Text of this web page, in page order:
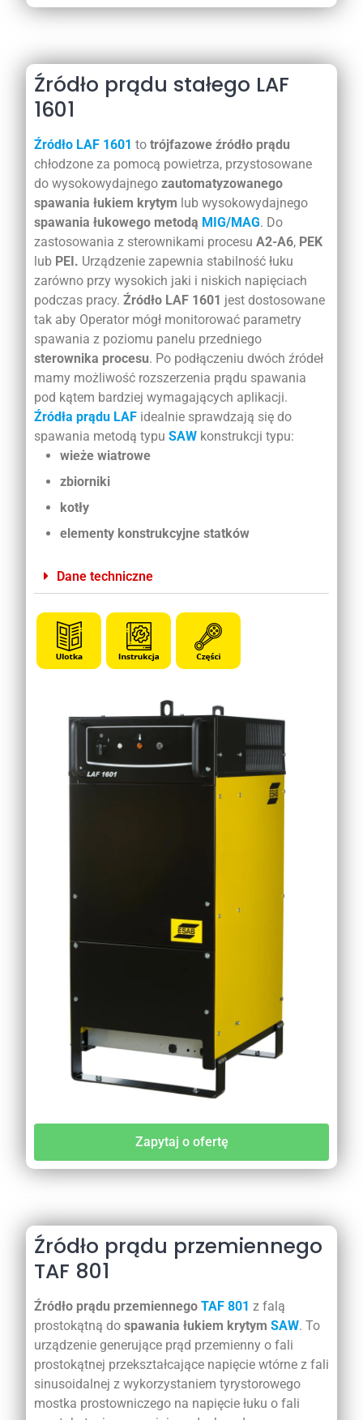
Źródło prądu stałego LAF
1601
Źródło LAF 1601 to trójfazowe źródło prądu
chłodzone za pomocą powietrza, przystosowane
do wysokowydajnego zautomatyzowanego
spawania łukiem krytym lub wysokowydajnego
spawania łukowego metodą MIG/MAG. Do
zastosowania z sterownikami procesu A2-A6, PEK
lub PEI. Urządzenie zapewnia stabilność łuku
zarówno przy wysokich jaki i niskich napięciach
podczas pracy. Źródło LAF 1601 jest dostosowane
tak aby Operator mógł monitorować parametry
spawania z poziomu panelu przedniego
sterownika procesu. Po podłączeniu dwóch źródeł
mamy możliwość rozszerzenia prądu spawania
pod kątem bardziej wymagających aplikacji.
Źródła prądu LAF idealnie sprawdzają się do
spawania metodą typu SAW konstrukcji typu:
wieże wiatrowe
zbiorniki
kotły
elementy konstrukcyjne statków
Dane techniczne
Zapytaj o ofertę
Źródło prądu przemiennego
TAF 801
Źródło prądu przemiennego TAF 801 z falą
prostokątną do spawania łukiem krytym SAW. To
urządzenie generujące prąd przemienny o fali
prostokątnej przekształcające napięcie wtórne z fali
sinusoidalnej z wykorzystaniem tyrystorowego
mostka prostowniczego na napięcie łuku o fali